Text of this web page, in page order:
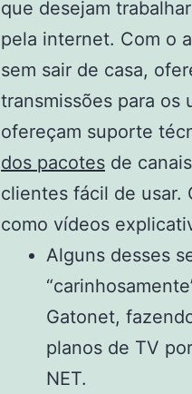
que desejam
pela internet. Com o
sem sair de casa,
transmissões para os
ofereçam suporte
dos pacotes de
clientes fácil de usar.
como vídeos
Alguns desses
Gatonet,
planos de TV
NET.